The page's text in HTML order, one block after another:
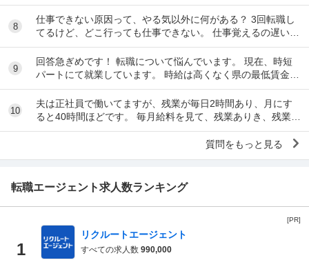
は祝日で月曜日は会社は休みで、決勝を見れ...
8
仕事できない原因って、やる気以外に何がある？ 3回転職し
てるけど、どこ行っても仕事できない。 仕事覚えるの遅い
し、重要な仕事なんて一回も任されたこと...
9
回答急ぎめです！ 転職について悩んでいます。 現在、時短
パートにて就業しています。 時給は高くなく県の最低賃金＋
20円で、1日6時間で働いています。 ...
10
夫は正社員で働いてますが、残業が毎日2時間あり、月にす
ると40時間ほどです。 毎月給料を見て、残業ありき、残業は
ありがたい、副業しなくて済むし、お金も多く...
質問をもっと見る
転職エージェント求人数ランキング
[PR]
1
リクルートエージェント
すべての求人数 990,000